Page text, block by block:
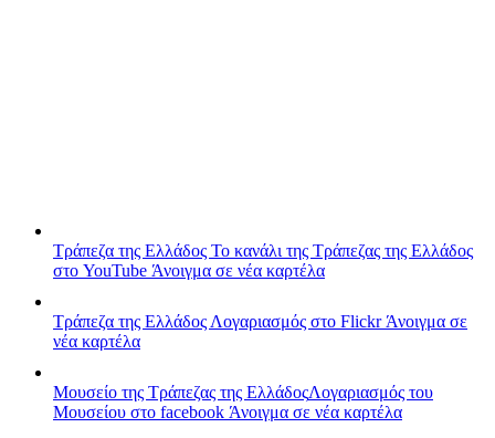
Τράπεζα της Ελλάδος Το κανάλι της Τράπεζας της Ελλάδος
στο YouTube Άνοιγμα σε νέα καρτέλα
Τράπεζα της Ελλάδος Λογαριασμός στο FlickrΆνοιγμα σε
νέα καρτέλα
Μουσείο της Τράπεζας της ΕλλάδοςΛογαριασμός του
Μουσείου στο facebook Άνοιγμα σε νέα καρτέλα